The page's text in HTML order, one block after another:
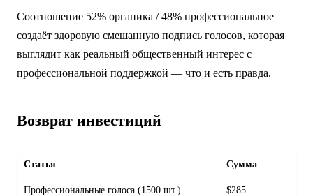
Соотношение 52% органика / 48% профессиональное
создаёт здоровую смешанную подпись голосов, которая
выглядит как реальный общественный интерес с
профессиональной поддержкой — что и есть правда.
Возврат инвестиций
Статья Сумма
Профессиональные голоса (1500 шт.) $285